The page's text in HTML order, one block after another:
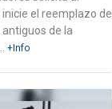
el reemplazo de
de la
+Info